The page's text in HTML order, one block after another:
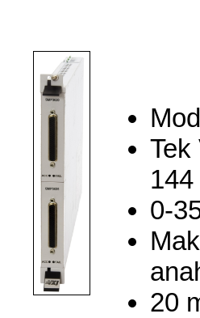
Tek
0-
20